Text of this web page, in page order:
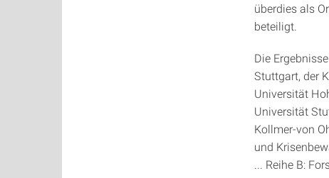
überdies als
beteiligt.
Die
Stuttgart, der
Universität
Universität
Kollmer-von
und
... Reihe B: